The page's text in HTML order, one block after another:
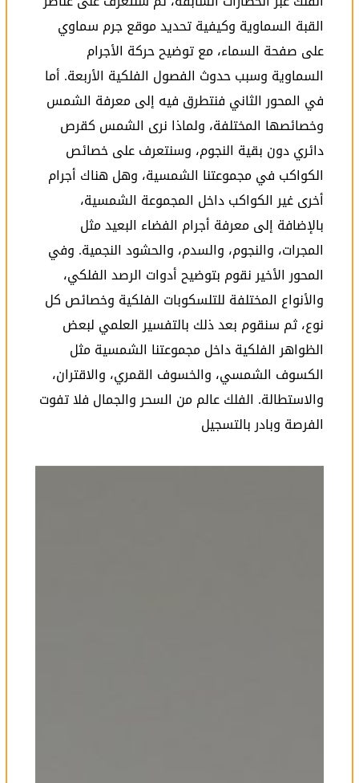
القبة السماوية وكيفية تحديد موقع جرم سماوي
على صفحة السماء، مع توضيح حركة الأجرام
السماوية وسبب حدوث الفصول الفلكية الأربعة. أما
في المحور الثاني فنتطرق فيه إلى معرفة الشمس
وخصائصها المختلفة، ولماذا نرى الشمس كقرص
دائري دون بقية النجوم، وسنتعرف على خصائص
الكواكب في مجموعتنا الشمسية، وهل هناك أجرام
أخرى غير الكواكب داخل المجموعة الشمسية،
بالإضافة إلى معرفة أجرام الفضاء البعيد مثل
المجرات، والنجوم، والسدم، والحشود النجمية. وفي
المحور الأخير نقوم بتوضيح أدوات الرصد الفلكي،
والأنواع المختلفة للتلسكوبات الفلكية وخصائص كل
نوع، ثم سنقوم بعد ذلك بالتفسير العلمي لبعض
الظواهر الفلكية داخل مجموعتنا الشمسية مثل
الكسوف الشمسي، والخسوف القمري، والاقتران،
والاستطالة. الفلك عالم من السحر والجمال فلا تفوت
الفرصة وبادر بالتسجيل